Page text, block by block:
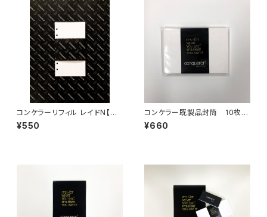
コンケラーリフィル レイドN【バ
イブル・無地・6穴】
¥550
コンケラー既製品封筒 10枚入
り【C6サイズ】
¥660